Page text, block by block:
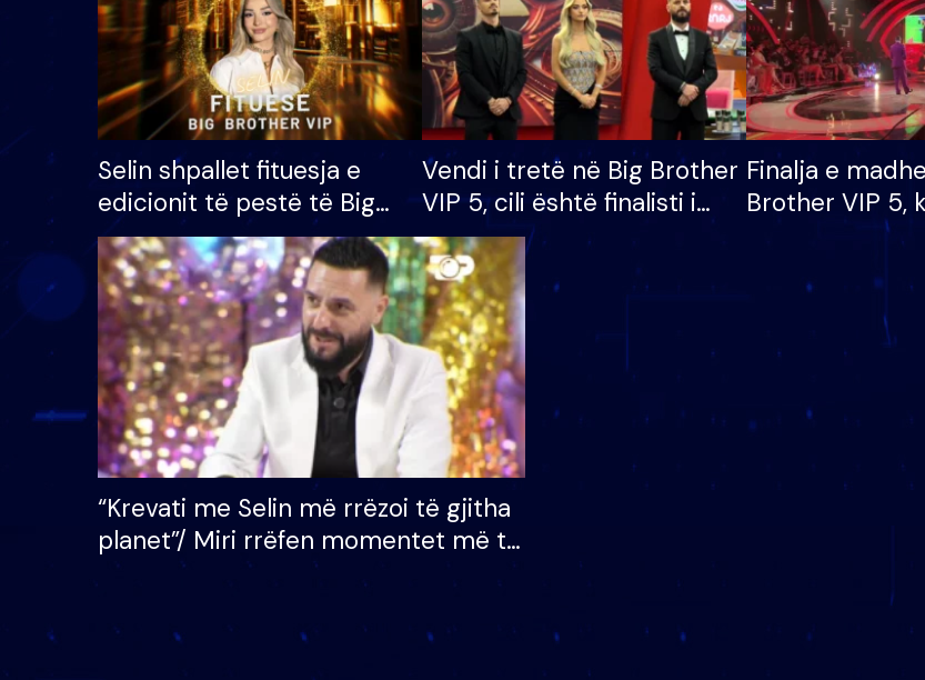
Selin shpallet fituesja e
edicionit të pestë të Big
Brother VIP, rrëmben
çmimin e madh prej 100
mijë eurosh
Vendi i tretë në Big Brother
VIP 5, cili është finalisti i
radhës që lë shtëpinë
Finalja e
Brother VIP 5,
banori i parë
dhe humb
të fituar
“Krevati me Selin më rrëzoi të gjitha
planet”/ Miri rrëfen momentet më të
bukura në shtëpinë e BB VIP: Do më